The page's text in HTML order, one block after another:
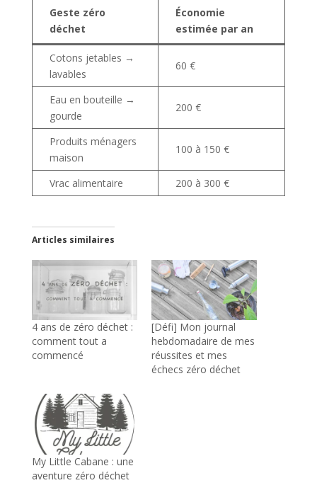
Geste zéro
déchet
Économie
estimée par an
Cotons jetables →
lavables
60 €
Eau en bouteille →
gourde
200 €
Produits ménagers
maison
100 à 150 €
Vrac alimentaire 200 à 300 €
Articles similaires
4 ans de zéro déchet :
comment tout a
commencé
[Défi] Mon journal
hebdomadaire de mes
réussites et mes
échecs zéro déchet
My Little Cabane : une
aventure zéro déchet